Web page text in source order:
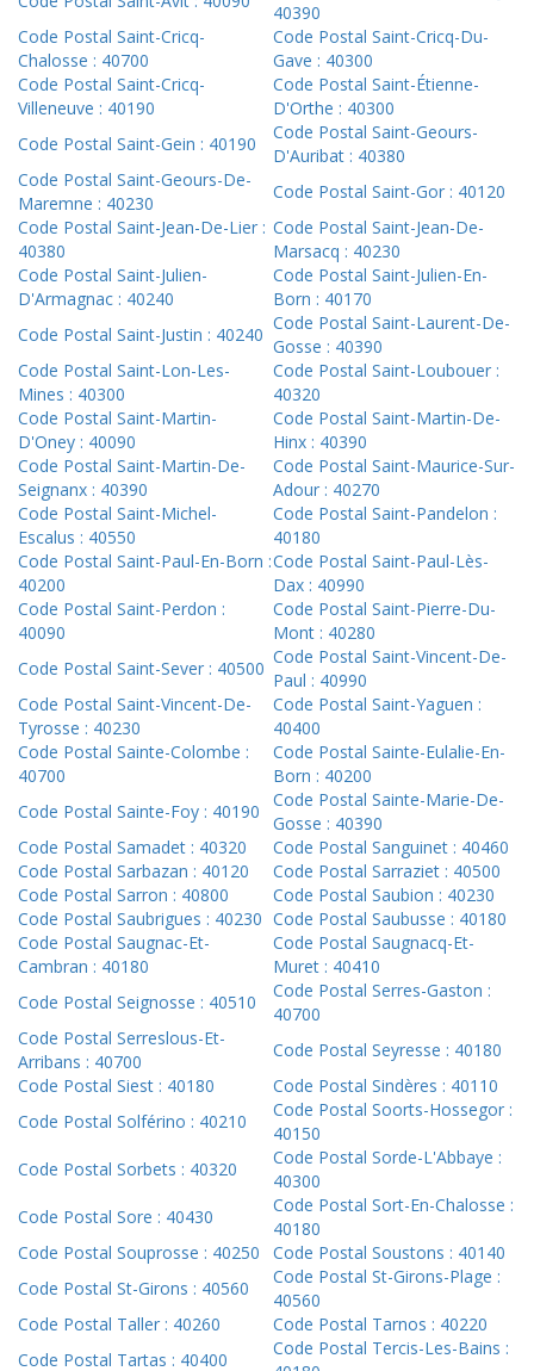
40390
Code Postal Saint-Cricq-
Chalosse : 40700
Code Postal Saint-Cricq-Du-
Gave : 40300
Code Postal Saint-Cricq-
Villeneuve : 40190
Code Postal Saint-Étienne-
D'Orthe : 40300
Code Postal Saint-Gein : 40190
Code Postal Saint-Geours-
D'Auribat : 40380
Code Postal Saint-Geours-De-
Maremne : 40230
Code Postal Saint-Gor : 40120
Code Postal Saint-Jean-De-Lier :
40380
Code Postal Saint-Jean-De-
Marsacq : 40230
Code Postal Saint-Julien-
D'Armagnac : 40240
Code Postal Saint-Julien-En-
Born : 40170
Code Postal Saint-Justin : 40240
Code Postal Saint-Laurent-De-
Gosse : 40390
Code Postal Saint-Lon-Les-
Mines : 40300
Code Postal Saint-Loubouer :
40320
Code Postal Saint-Martin-
D'Oney : 40090
Code Postal Saint-Martin-De-
Hinx : 40390
Code Postal Saint-Martin-De-
Seignanx : 40390
Code Postal Saint-Maurice-Sur-
Adour : 40270
Code Postal Saint-Michel-
Escalus : 40550
Code Postal Saint-Pandelon :
40180
Code Postal Saint-Paul-En-Born :
40200
Code Postal Saint-Paul-Lès-
Dax : 40990
Code Postal Saint-Perdon :
40090
Code Postal Saint-Pierre-Du-
Mont : 40280
Code Postal Saint-Sever : 40500
Code Postal Saint-Vincent-De-
Paul : 40990
Code Postal Saint-Vincent-De-
Tyrosse : 40230
Code Postal Saint-Yaguen :
40400
Code Postal Sainte-Colombe :
40700
Code Postal Sainte-Eulalie-En-
Born : 40200
Code Postal Sainte-Foy : 40190
Code Postal Sainte-Marie-De-
Gosse : 40390
Code Postal Samadet : 40320
Code Postal Sanguinet : 40460
Code Postal Sarbazan : 40120
Code Postal Sarraziet : 40500
Code Postal Sarron : 40800
Code Postal Saubion : 40230
Code Postal Saubrigues : 40230 Code Postal Saubusse : 40180
Code Postal Saugnac-Et-
Cambran : 40180
Code Postal Saugnacq-Et-
Muret : 40410
Code Postal Seignosse : 40510
Code Postal Serres-Gaston :
40700
Code Postal Serreslous-Et-
Arribans : 40700
Code Postal Seyresse : 40180
Code Postal Siest : 40180
Code Postal Sindères : 40110
Code Postal Solférino : 40210
Code Postal Soorts-Hossegor :
40150
Code Postal Sorbets : 40320
Code Postal Sorde-L'Abbaye :
40300
Code Postal Sore : 40430
Code Postal Sort-En-Chalosse :
40180
Code Postal Souprosse : 40250
Code Postal Soustons : 40140
Code Postal St-Girons : 40560
Code Postal St-Girons-Plage :
40560
Code Postal Taller : 40260
Code Postal Tarnos : 40220
Code Postal Tartas : 40400
Code Postal Tercis-Les-Bains :